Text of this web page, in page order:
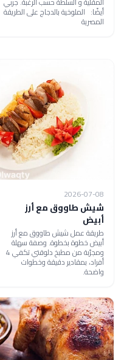
أيضًا: الملوخية بالدجاج على الطريقة
المصرية
2026-07-08
شيش طاووق مع أرز
أبيض
طريقة عمل شيش طاووق مع أرز
أبيض خطوة بخطوة. وصفة سهلة
ومجرّبة من مطبخ دلوقتي تكفي 4
أفراد، بمقادير دقيقة وخطوات
واضحة.